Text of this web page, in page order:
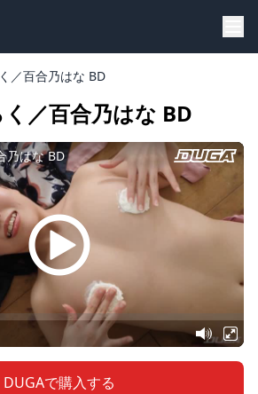
／百合乃はな BD
／百合乃はな BD
DUGAで購入する